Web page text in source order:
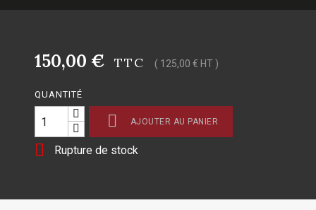
150,00 € TTC ( 125,00 € HT )
QUANTITÉ
 AJOUTER AU PANIER
 Rupture de stock